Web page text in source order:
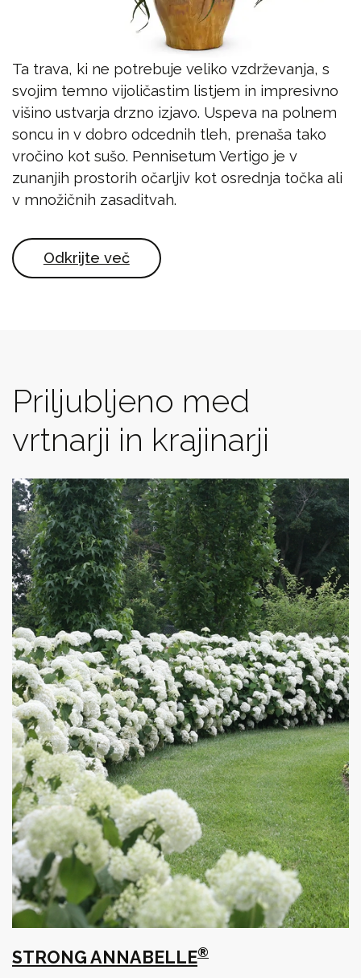
Ta trava, ki ne potrebuje veliko vzdrževanja, s
svojim temno vijoličastim listjem in impresivno
višino ustvarja drzno izjavo. Uspeva na polnem
soncu in v dobro odcednih tleh, prenaša tako
vročino kot sušo. Pennisetum Vertigo je v
zunanjih prostorih očarljiv kot osrednja točka ali
v množičnih zasaditvah.
Odkrijte več
Priljubljeno med
vrtnarji in krajinarji
STRONG ANNABELLE®